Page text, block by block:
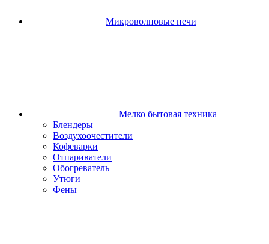
Микроволновые печи
Мелко бытовая техника
Блендеры
Воздухоочестители
Кофеварки
Отпариватели
Обогреватель
Утюги
Фены